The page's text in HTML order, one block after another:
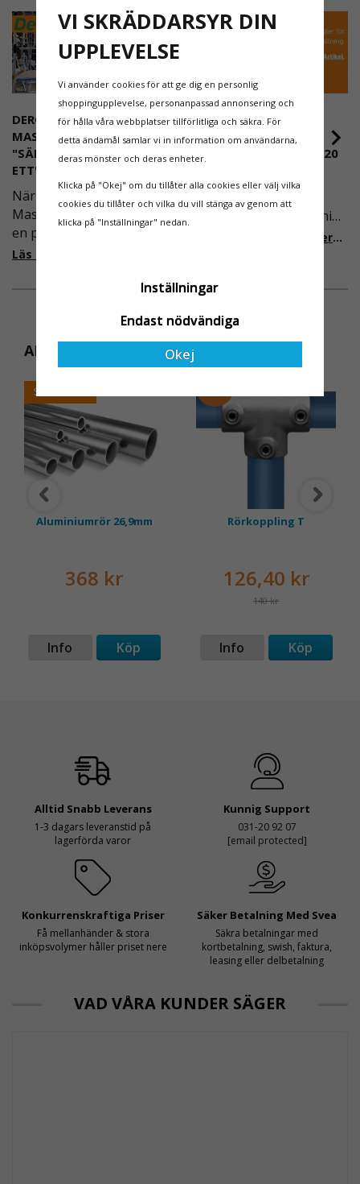
pålitlig användning i både industriella och
kommersiella miljöer.
Pris anges per styck.
DEROME
MASKINUTHYRNING -
"SÄKERHET ÄR ALLTID PRIO
ETT"
När Derome
Maskinuthyrning behövde
en pålitlig partner inom
fallskydd och
valet på
Med daglig verksamhet på
hög höjd är det avgörande
för dem att samarbeta
med en leverantör som
både har rätt produkter
och e
NYA REGLER FÖR
RULLSTÄLLNING -
AFS2023:9 & EN1004:2020
Även om det kan verka
högst osannolikt så är
våra regler för rullställning
i Sverige slappare än de
ändring på. Från och med
föreskrifter i kraft i
Sverige gällande
rullställningar, med s
Läs mer om de nya reglerna!
ANDRA KÖPTE ÄVEN
SE PRISET
Aluminiumrör 26,9mm
368 kr
Info Köp
Rörkoppling T
126,40 kr
140 kr
Info Köp
Alltid Snabb Leverans
1-3 dagars leveranstid på
lagerförda varor
Kunnig Support
031-20 92 07
[email protected]
Konkurrenskraftiga Priser
Få mellanhänder & stora
inköpsvolymer håller priset nere
Säker Betalning Med Svea
Säkra betalningar med
kortbetalning, swish, faktura,
leasing eller delbetalning
VAD VÅRA KUNDER SÄGER
VI SKRÄDDARSYR DIN
UPPLEVELSE
Vi använder cookies för att ge dig en personlig
shoppingupplevelse, personanpassad annonsering och
för hålla våra webbplatser tillförlitliga och säkra. För
detta ändamål samlar vi in information om användarna,
deras mönster och deras enheter.
Klicka på "Okej" om du tillåter alla cookies eller välj vilka
cookies du tillåter och vilka du vill stänga av genom att
klicka på "Inställningar" nedan.
Inställningar
Endast nödvändiga
Okej